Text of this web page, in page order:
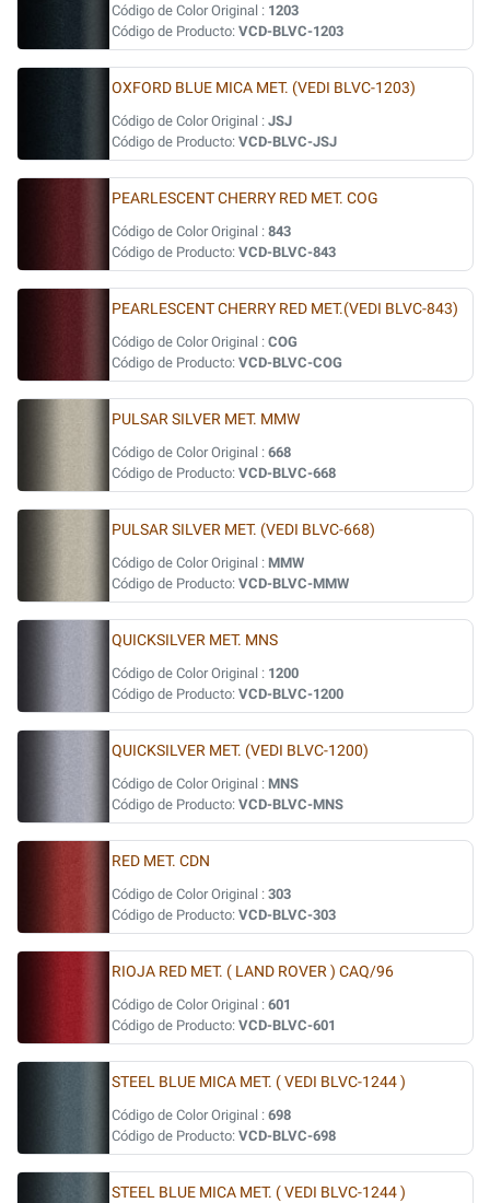
Código de Color Original : 1203
Código de Producto: VCD-BLVC-1203
OXFORD BLUE MICA MET. (VEDI BLVC-1203)
Código de Color Original : JSJ
Código de Producto: VCD-BLVC-JSJ
PEARLESCENT CHERRY RED MET. COG
Código de Color Original : 843
Código de Producto: VCD-BLVC-843
PEARLESCENT CHERRY RED MET.(VEDI BLVC-843)
Código de Color Original : COG
Código de Producto: VCD-BLVC-COG
PULSAR SILVER MET. MMW
Código de Color Original : 668
Código de Producto: VCD-BLVC-668
PULSAR SILVER MET. (VEDI BLVC-668)
Código de Color Original : MMW
Código de Producto: VCD-BLVC-MMW
QUICKSILVER MET. MNS
Código de Color Original : 1200
Código de Producto: VCD-BLVC-1200
QUICKSILVER MET. (VEDI BLVC-1200)
Código de Color Original : MNS
Código de Producto: VCD-BLVC-MNS
RED MET. CDN
Código de Color Original : 303
Código de Producto: VCD-BLVC-303
RIOJA RED MET. ( LAND ROVER ) CAQ/96
Código de Color Original : 601
Código de Producto: VCD-BLVC-601
STEEL BLUE MICA MET. ( VEDI BLVC-1244 )
Código de Color Original : 698
Código de Producto: VCD-BLVC-698
STEEL BLUE MICA MET. ( VEDI BLVC-1244 )